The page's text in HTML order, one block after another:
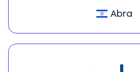
Abra